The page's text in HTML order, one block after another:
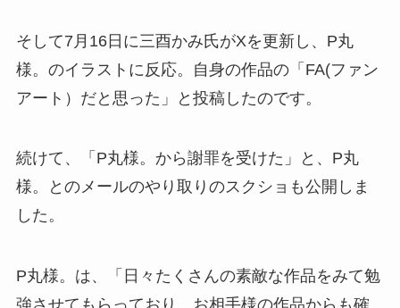
そして7月16日に三酉かみ氏がXを更新し、P丸
様。のイラストに反応。自身の作品の「FA(ファン
アート）だと思った」と投稿したのです。
続けて、「P丸様。から謝罪を受けた」と、P丸
様。とのメールのやり取りのスクショも公開しま
した。
P丸様。は、「日々たくさんの素敵な作品をみて勉